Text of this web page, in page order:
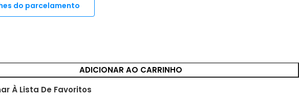
do parcelamento
ADICIONAR AO CARRINHO
À Lista De Favoritos